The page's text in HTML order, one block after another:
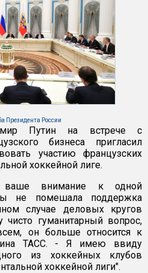
Президента России
Путин на встрече с
бизнеса пригласил
участию французских
хоккейной лиге.
ваше внимание к одной
не помешала поддержка
случае деловых кругов
гуманитарный вопрос,
он больше относится к
ТАСС. - Я имею ввиду
из хоккейных клубов
хоккейной лиги".